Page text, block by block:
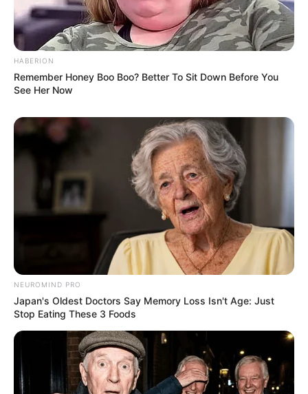
HABERION
Remember Honey Boo Boo? Better To Sit Down Before You
See Her Now
NEUROMIND PRO
Japan's Oldest Doctors Say Memory Loss Isn't Age: Just
Stop Eating These 3 Foods